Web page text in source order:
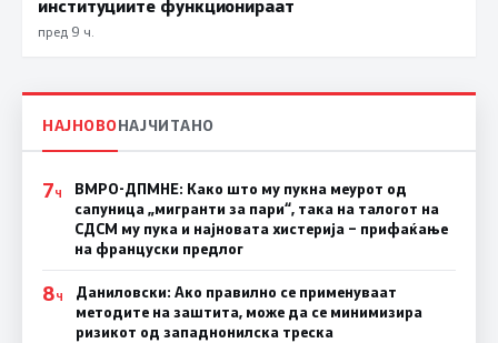
институциите функционираат
пред 9 ч.
НАЈНОВОНАЈЧИТАНО
7Ч
ВМРО-ДПМНЕ: Како што му пукна меурот од
сапуница „мигранти за пари“, така на талогот на
СДСМ му пука и најновата хистерија – прифаќање
на француски предлог
8Ч
Даниловски: Ако правилно се применуваат
методите на заштита, може да се минимизира
ризикот од западнонилска треска